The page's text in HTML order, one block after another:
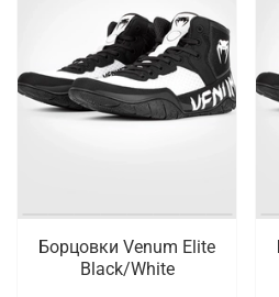
Борцовки Venum Elite
Black/White